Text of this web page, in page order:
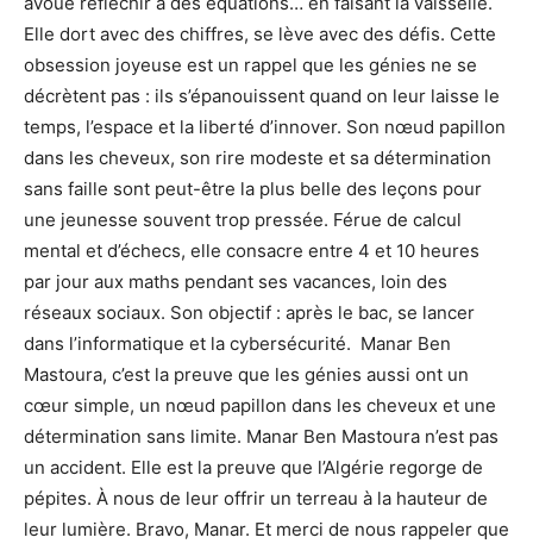
Elle dort avec des chiffres, se lève avec des défis. Cette
obsession joyeuse est un rappel que les génies ne se
décrètent pas : ils s’épanouissent quand on leur laisse le
temps, l’espace et la liberté d’innover. Son nœud papillon
dans les cheveux, son rire modeste et sa détermination
sans faille sont peut-être la plus belle des leçons pour
une jeunesse souvent trop pressée. Férue de calcul
mental et d’échecs, elle consacre entre 4 et 10 heures
par jour aux maths pendant ses vacances, loin des
réseaux sociaux. Son objectif : après le bac, se lancer
dans l’informatique et la cybersécurité. Manar Ben
Mastoura, c’est la preuve que les génies aussi ont un
cœur simple, un nœud papillon dans les cheveux et une
détermination sans limite. Manar Ben Mastoura n’est pas
un accident. Elle est la preuve que l’Algérie regorge de
pépites. À nous de leur offrir un terreau à la hauteur de
leur lumière. Bravo, Manar. Et merci de nous rappeler que